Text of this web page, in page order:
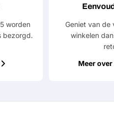
worden
bezorgd.
Geniet van de
winkelen
Meer